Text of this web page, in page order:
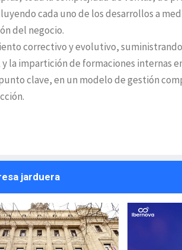
cada uno de los desarrollos a
del negocio.
correctivo y evolutivo,
impartición de formaciones internas
clave, en un modelo de gestión
jarduera